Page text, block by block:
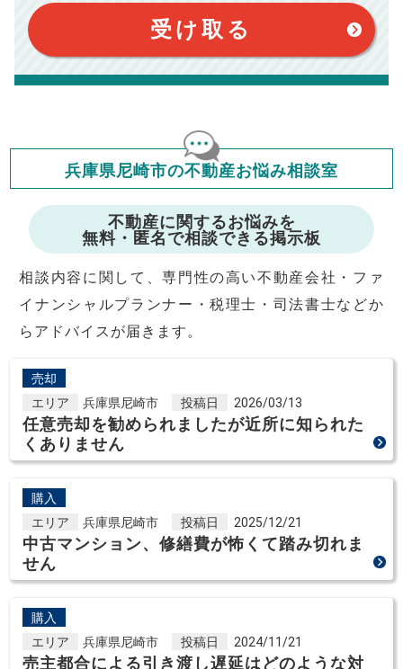
このシミュレーターは、四捨五入にて計算しております。
このシミュレーターはお借り入れの全期間で金利が変わらない設
このシミュレーターでの結果は、お借り入れを保証するものでは
ありません。
このシミュレーターをご利用された方の、いかなる損害について
ますが、お借り入れの際に各金融機関にご相談ください。
会員マイページでは
修繕費・管理費の計算もできます
受け取る
兵庫県尼崎市の不動産お悩み相談室
不動産に関するお悩みを
無料・匿名で相談できる掲示板
相談内容に関して、専門性の高い不動産会社・ファ
イナンシャルプランナー・税理士・司法書士などか
らアドバイスが届きます。
売却
エリア
兵庫県尼崎市 投稿日 2026/03/13
任意売却を勧められましたが近所に知られた
くありません
購入
エリア
兵庫県尼崎市 投稿日 2025/12/21
中古マンション、修繕費が怖くて踏み切れま
せん
購入
エリア
兵庫県尼崎市 投稿日 2024/11/21
売主都合による引き渡し遅延はどのような対